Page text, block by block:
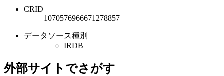
CRID
1070576966671278857
データソース種別
IRDB
外部サイトでさがす